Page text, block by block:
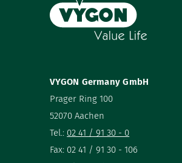
VYGON Germany GmbH
Prager Ring 100
52070 Aachen
Tel.: 02 41 / 91 30 - 0
Fax: 02 41 / 91 30 - 106